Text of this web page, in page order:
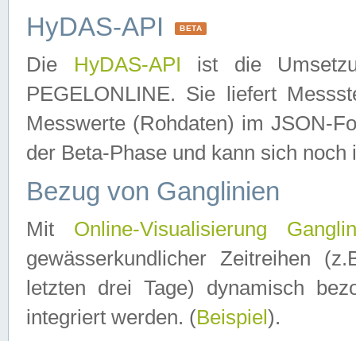
HyDAS-API BETA
Die HyDAS-API ist die
PEGELONLINE. Sie liefert
Messwerte (Rohdaten) im JSON-
der Beta-Phase und kann sich noch
Bezug von Ganglinien
Mit Online-Visualisierung
gewässerkundlicher Zeitreihen
letzten drei Tage) dynamisch
integriert werden. (Beispiel ).